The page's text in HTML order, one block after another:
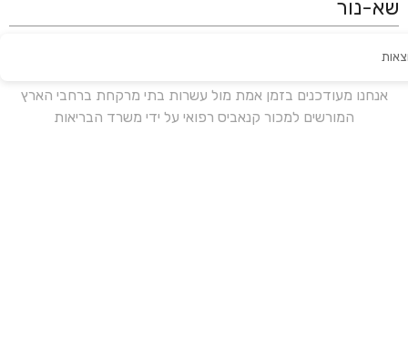
אנחנו מעודכנים בזמן אמת מול עשרות בתי מרקחת ברחבי הארץ
המורשים למכור קנאביס רפואי על ידי משרד הבריאות